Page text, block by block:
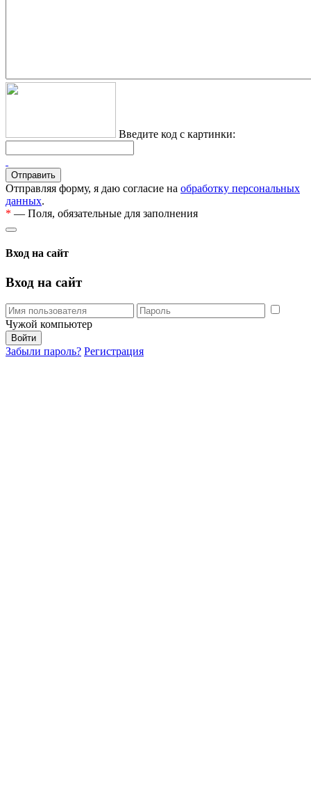
Введите код с картинки:
Отправляя форму, я даю согласие на обработку персональных
данных.
* — Поля, обязательные для заполнения
Вход на сайт
Вход на сайт
Чужой компьютер
Забыли пароль? Регистрация